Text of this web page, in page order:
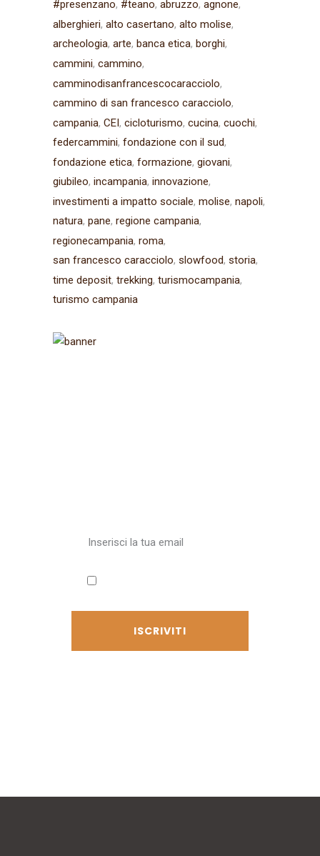
#presenzano #teano abruzzo agnone
alberghieri alto casertano alto molise
archeologia arte banca etica borghi
cammini cammino
camminodisanfrancescocaracciolo
cammino di san francesco caracciolo
campania CEI cicloturismo cucina cuochi
federcammini fondazione con il sud
fondazione etica formazione giovani
giubileo incampania innovazione
investimenti a impatto sociale molise napoli
natura pane regione campania
regionecampania roma
san francesco caracciolo slowfood storia
time deposit trekking turismocampania
turismo campania